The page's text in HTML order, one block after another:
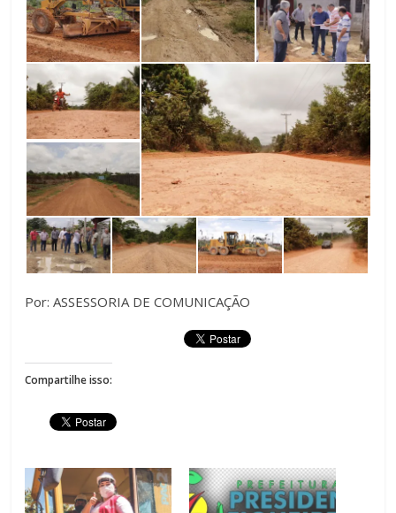
Por: ASSESSORIA DE COMUNICAÇÃO
Compartilhe isso: